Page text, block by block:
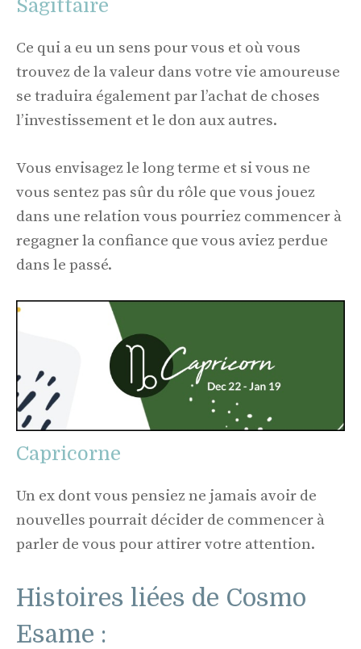
Sagittaire
Ce qui a eu un sens pour vous et où vous
trouvez de la valeur dans votre vie amoureuse
se traduira également par l’achat de choses
l’investissement et le don aux autres.
Vous envisagez le long terme et si vous ne
vous sentez pas sûr du rôle que vous jouez
dans une relation vous pourriez commencer à
regagner la confiance que vous aviez perdue
dans le passé.
Capricorne
Un ex dont vous pensiez ne jamais avoir de
nouvelles pourrait décider de commencer à
parler de vous pour attirer votre attention.
Histoires liées de Cosmo
Esame :